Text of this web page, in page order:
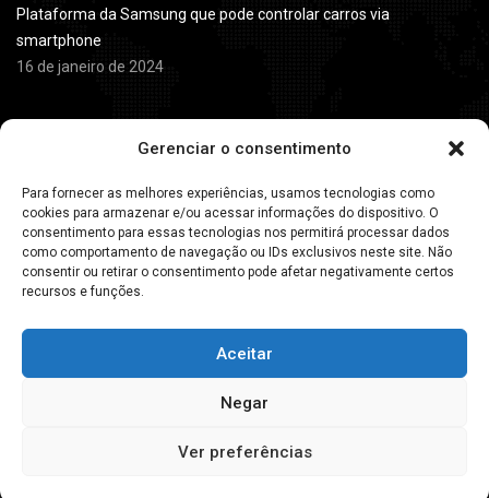
Gerenciar o consentimento
Para fornecer as melhores experiências, usamos tecnologias como
cookies para armazenar e/ou acessar informações do dispositivo. O
consentimento para essas tecnologias nos permitirá processar dados
como comportamento de navegação ou IDs exclusivos neste site. Não
consentir ou retirar o consentimento pode afetar negativamente certos
recursos e funções.
Aceitar
Negar
Ver preferências
Plataforma da Samsung que pode controlar carros via
smartphone
16 de janeiro de 2024
Horário deAtendimento
Monday 8:00 - 18:00
Tuesday 8:00 - 18:00
Wednesday 8:00 - 18:00
Política de Privacidade